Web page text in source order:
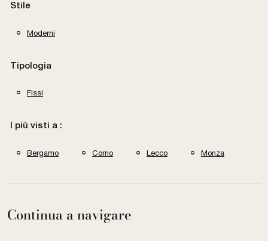
Stile
Moderni
Tipologia
Fissi
I più visti a :
Bergamo Como Lecco Monza
Continua a navigare